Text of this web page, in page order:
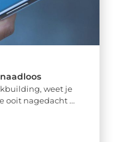
weet je
ooit nagedacht ...